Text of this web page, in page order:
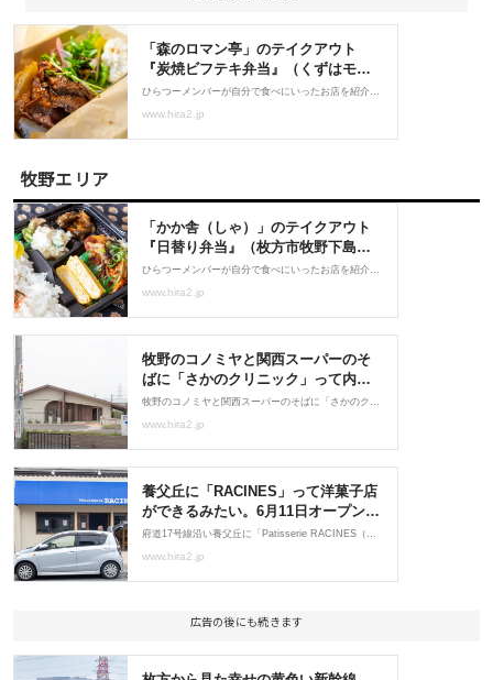
牧野エリア
広告の後にも続きます